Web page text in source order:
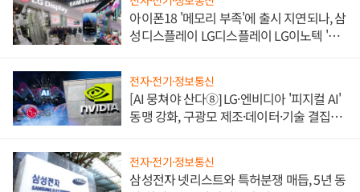
아이폰18 '메모리 부족'에 출시 지연되나, 삼
성디스플레이 LG디스플레이 LG이노텍 '탈
전자·전기·정보통신
[AI 뭉쳐야 산다⑧] LG·엔비디아 '피지컬 AI'
동맹 강화, 구광모 제조·데이터·기술 결집
전자·전기·정보통신
삼성전자 넷리스트와 특허분쟁 매듭, 5년 동